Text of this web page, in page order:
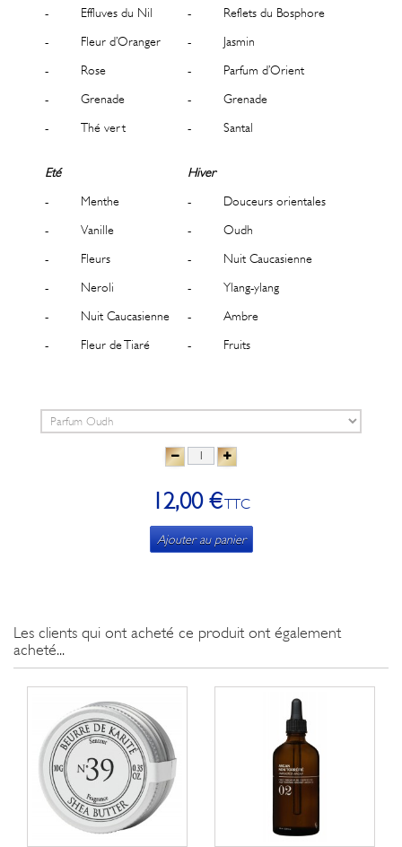
- Effluves du Nil
- Fleur d’Oranger
- Rose
- Grenade
- Thé vert
- Reflets du Bosphore
- Jasmin
- Parfum d’Orient
- Grenade
- Santal
Eté
- Menthe
- Vanille
- Fleurs
- Neroli
- Nuit Caucasienne
- Fleur de Tiaré
Hiver
- Douceurs orientales
- Oudh
- Nuit Caucasienne
- Ylang-ylang
- Ambre
- Fruits
12,00 €TTC
Ajouter au panier
Les clients qui ont acheté ce produit ont également
acheté...